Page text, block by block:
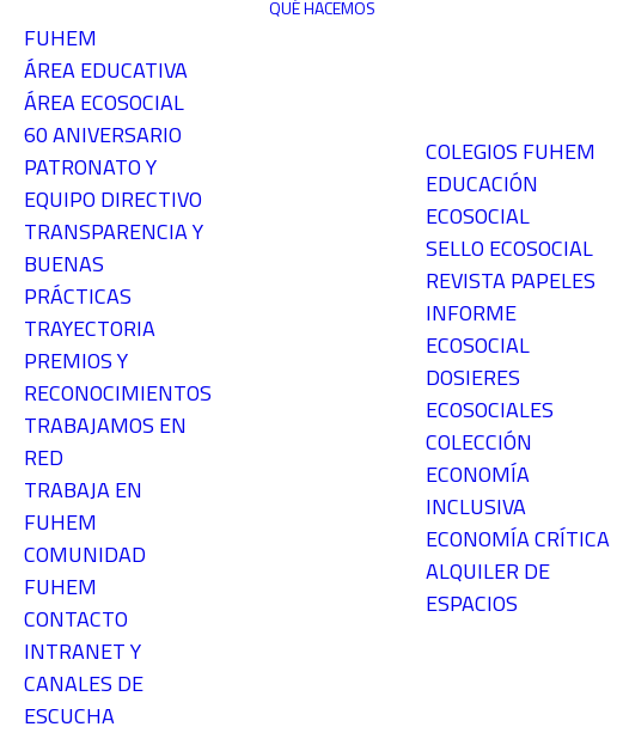
FUHEM
ÁREA EDUCATIVA
ÁREA ECOSOCIAL
60 ANIVERSARIO
PATRONATO Y
EQUIPO DIRECTIVO
TRANSPARENCIA Y
BUENAS
PRÁCTICAS
TRAYECTORIA
PREMIOS Y
RECONOCIMIENTOS
TRABAJAMOS EN
RED
TRABAJA EN
FUHEM
COMUNIDAD
FUHEM
CONTACTO
INTRANET Y
CANALES DE
ESCUCHA
QUÉ HACEMOS
COLEGIOS FUHEM
EDUCACIÓN
ECOSOCIAL
SELLO ECOSOCIAL
REVISTA PAPELES
INFORME
ECOSOCIAL
DOSIERES
ECOSOCIALES
COLECCIÓN
ECONOMÍA
INCLUSIVA
ECONOMÍA CRÍTICA
ALQUILER DE
ESPACIOS